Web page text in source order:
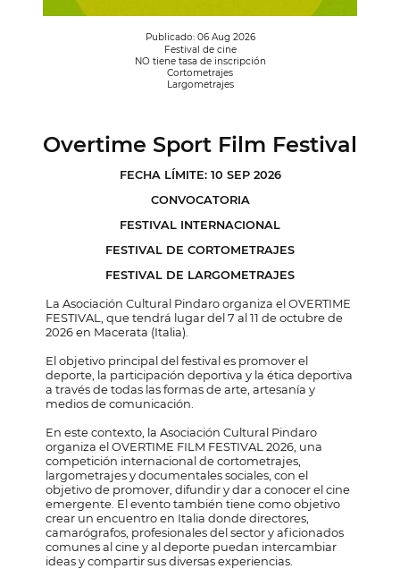
Publicado: 06 Aug 2026
Festival de cine
NO tiene tasa de inscripción
Cortometrajes
Largometrajes
Overtime Sport Film Festival
FECHA LÍMITE: 10 SEP 2026
CONVOCATORIA
FESTIVAL INTERNACIONAL
FESTIVAL DE CORTOMETRAJES
FESTIVAL DE LARGOMETRAJES
La Asociación Cultural Pindaro organiza el OVERTIME
FESTIVAL, que tendrá lugar del 7 al 11 de octubre de
2026 en Macerata (Italia).
El objetivo principal del festival es promover el
deporte, la participación deportiva y la ética deportiva
a través de todas las formas de arte, artesanía y
medios de comunicación.
En este contexto, la Asociación Cultural Pindaro
organiza el OVERTIME FILM FESTIVAL 2026, una
competición internacional de cortometrajes,
largometrajes y documentales sociales, con el
objetivo de promover, difundir y dar a conocer el cine
emergente. El evento también tiene como objetivo
crear un encuentro en Italia donde directores,
camarógrafos, profesionales del sector y aficionados
comunes al cine y al deporte puedan intercambiar
ideas y compartir sus diversas experiencias.